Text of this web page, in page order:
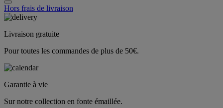
Hors frais de livraison
Livraison gratuite
Pour toutes les commandes de plus de 50€.
Garantie à vie
Sur notre collection en fonte émaillée.